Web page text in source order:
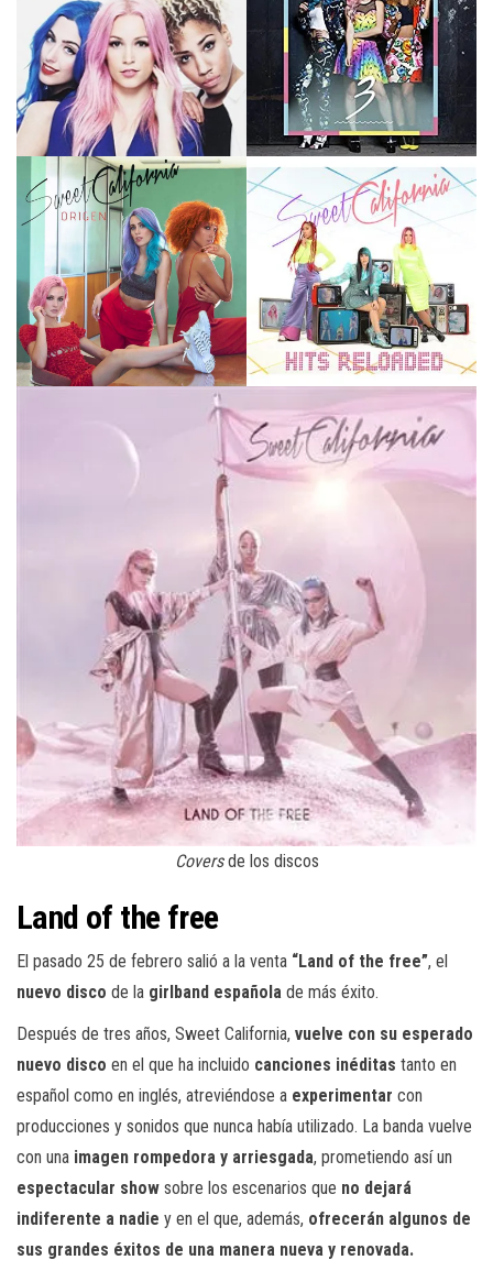
Coversde los discos
Land of the free
El pasado 25 de febrero salió a la venta “Land of the free”, el
nuevo disco de la girlband española de más éxito.
Después de tres años, Sweet California, vuelve con su esperado
nuevo disco en el que ha incluido canciones inéditas tanto en
español como en inglés, atreviéndose a experimentar con
producciones y sonidos que nunca había utilizado. La banda vuelve
con una imagen rompedora y arriesgada, prometiendo así un
espectacular show sobre los escenarios que no dejará
indiferente a nadie y en el que, además, ofrecerán algunos de
sus grandes éxitos de una manera nueva y renovada.